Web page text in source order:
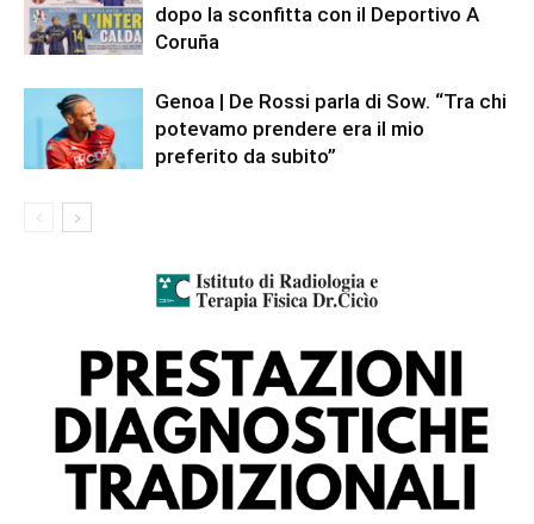
dopo la sconfitta con il Deportivo A
Coruña
Genoa | De Rossi parla di Sow. “Tra chi
potevamo prendere era il mio
preferito da subito”